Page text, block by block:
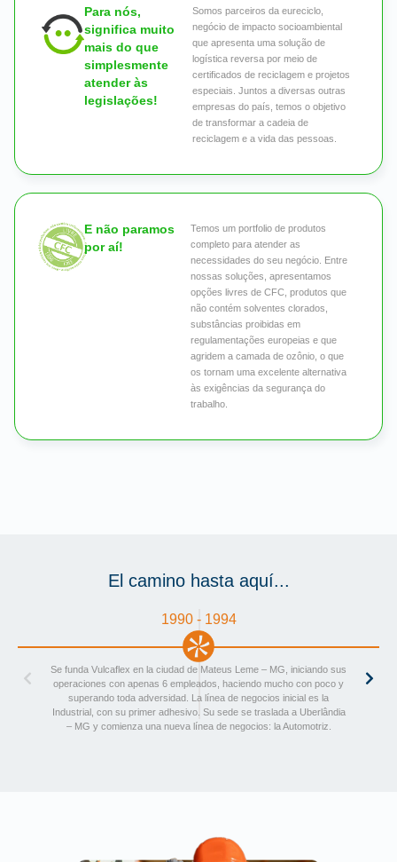
Para nós,
significa muito
mais do que
simplesmente
atender às
legislações!
Somos parceiros da eureciclo,
negócio de impacto socioambiental
que apresenta uma solução de
logística reversa por meio de
certificados de reciclagem e projetos
especiais. Juntos a diversas outras
empresas do país, temos o objetivo
de transformar a cadeia de
reciclagem e a vida das pessoas.
E não paramos
por aí!
Temos um portfolio de produtos
completo para atender as
necessidades do seu negócio. Entre
nossas soluções, apresentamos
opções livres de CFC, produtos que
não contém solventes clorados,
substâncias proibidas em
regulamentações europeias e que
agridem a camada de ozônio, o que
os tornam uma excelente alternativa
às exigências da segurança do
trabalho.
El camino hasta aquí...
1990 - 1994
Se funda Vulcaflex en la ciudad de Mateus Leme – MG, iniciando sus
operaciones con apenas 6 empleados, haciendo mucho con poco y
superando toda adversidad. La línea de negocios inicial es la
Industrial, con su primer adhesivo. Su sede se traslada a Uberlândia
– MG y comienza una nueva línea de negocios: la Automotriz.